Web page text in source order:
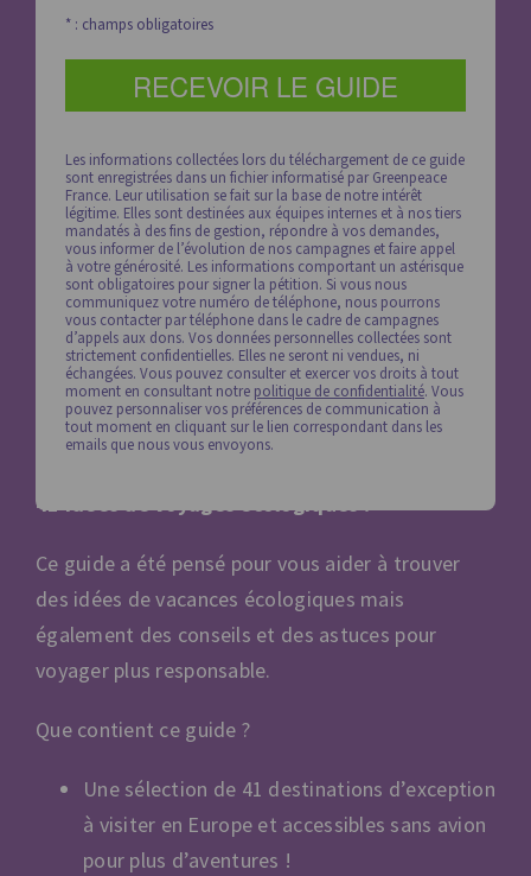
41 idées de voyages écologiques !
Ce guide a été pensé pour vous aider à trouver
des idées de vacances écologiques mais
également des conseils et des astuces pour
voyager plus responsable.
Que contient ce guide ?
Une sélection de 41 destinations d’exception
à visiter en Europe et accessibles sans avion
pour plus d’aventures !